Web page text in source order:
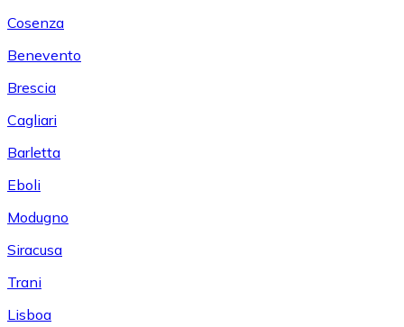
Cosenza
Benevento
Brescia
Cagliari
Barletta
Eboli
Modugno
Siracusa
Trani
Lisboa